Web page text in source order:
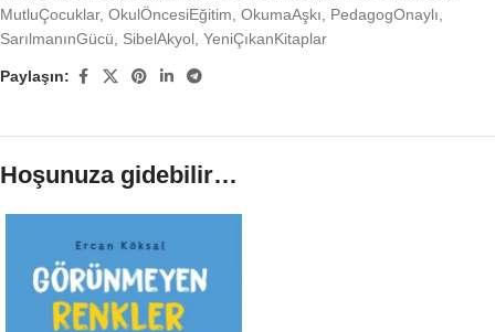
MutluÇocuklar, OkulÖncesiEğitim OkumaAşkı PedagogOnaylı
SarılmanınGücü
SibelAkyol YeniÇıkanKitaplar
Paylaşın:
Hoşunuza gidebilir…